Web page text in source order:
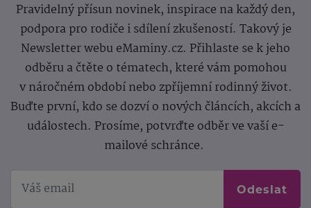
Pravidelný přísun novinek, inspirace na každý den,
podpora pro rodiče i sdílení zkušeností. Takový je
Newsletter webu eMaminy.cz. Přihlaste se k jeho
odběru a čtěte o tématech, které vám pomohou
v náročném období nebo zpříjemní rodinný život.
Buďte první, kdo se dozví o nových článcích, akcích a
událostech. Prosíme, potvrďte odběr ve vaší e-
mailové schránce.
Odeslat